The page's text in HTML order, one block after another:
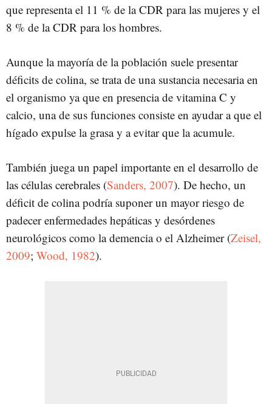
que representa el 11 % de la CDR para las mujeres y el
8 % de la CDR para los hombres.
Aunque la mayoría de la población suele presentar
déficits de colina, se trata de una sustancia necesaria en
el organismo ya que en presencia de vitamina C y
calcio, una de sus funciones consiste en ayudar a que el
hígado expulse la grasa y a evitar que la acumule.
También juega un papel importante en el desarrollo de
las células cerebrales (Sanders, 2007). De hecho, un
déficit de colina podría suponer un mayor riesgo de
padecer enfermedades hepáticas y desórdenes
neurológicos como la demencia o el Alzheimer (Zeisel,
2009; Wood, 1982).